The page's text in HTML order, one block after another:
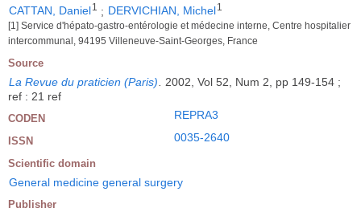
CATTAN, Daniel1 ; DERVICHIAN, Michel1
[1] Service d'hépato-gastro-entérologie et médecine interne, Centre hospitalier
intercommunal, 94195 Villeneuve-Saint-Georges, France
Source
La Revue du praticien (Paris). 2002, Vol 52, Num 2, pp 149-154 ;
ref : 21 ref
CODEN REPRA3
ISSN 0035-2640
Scientific domain
General medicine general surgery
Publisher